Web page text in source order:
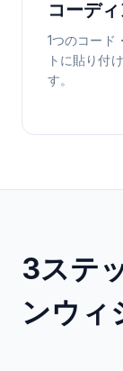
コーデ
1つのコード
トに貼り付
す。
3ステ
ンウィ